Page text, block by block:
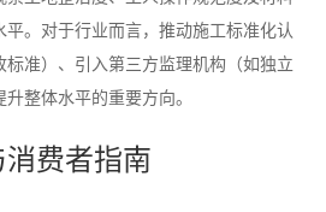
。对于行业而言，推动施工标准化认
准）、引入第三方监理机构（如独立
整体水平的重要方向。
费者指南